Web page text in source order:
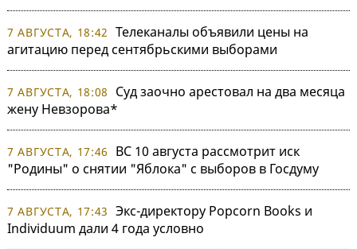
7 АВГУСТА, 18:42 Телеканалы объявили цены на
агитацию перед сентябрьскими выборами
7 АВГУСТА, 18:08
Суд заочно арестовал на два месяца
жену Невзорова*
7 АВГУСТА, 17:46
ВС 10 августа рассмотрит иск
"Родины" о снятии "Яблока" с выборов в Госдуму
7 АВГУСТА, 17:43 Экс-директору Popcorn Books и
Individuum дали 4 года условно